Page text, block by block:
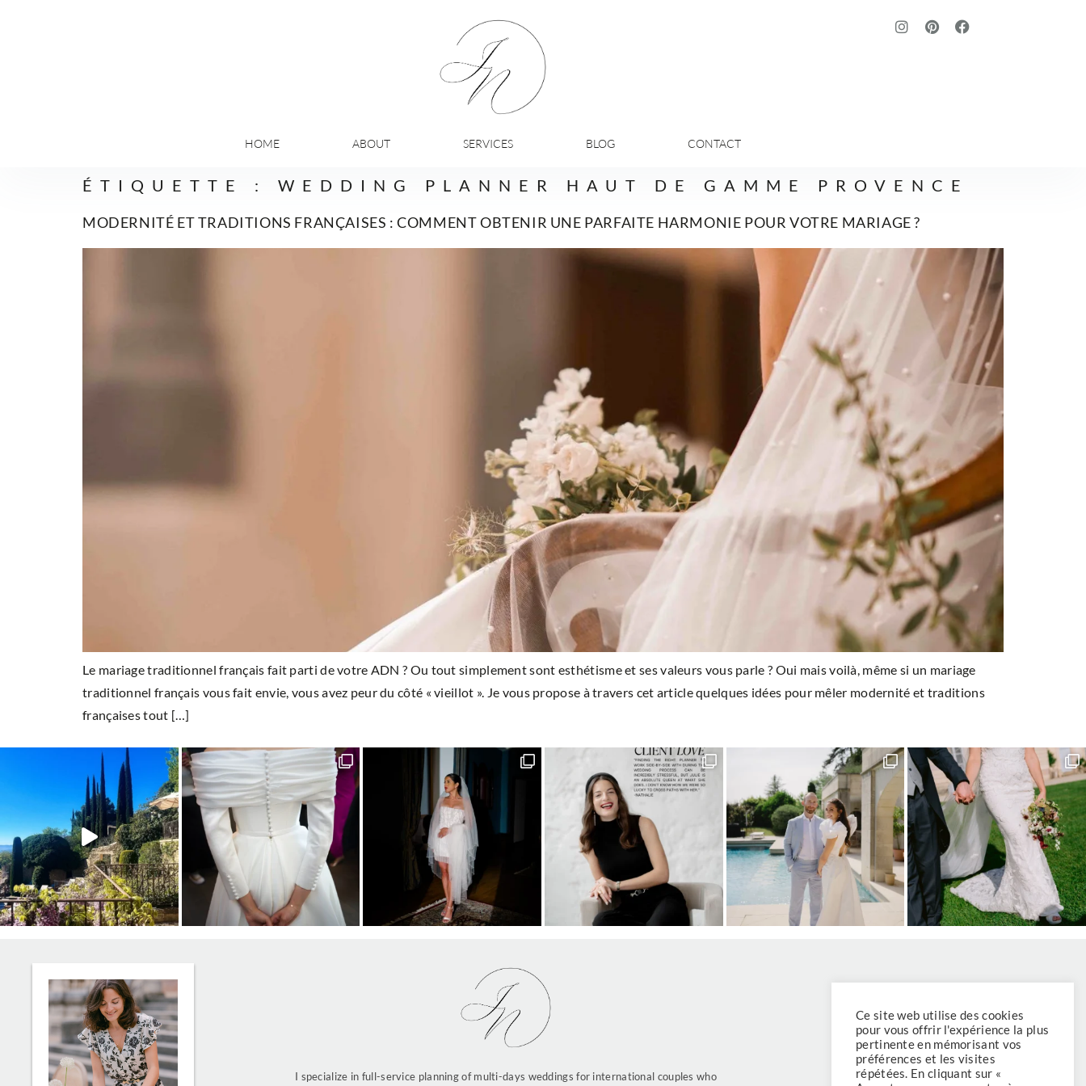
HOME ABOUT SERVICES BLOG CONTACT
ÉTIQUETTE : WEDDING PLANNER HAUT DE GAMME PROVENCE
MODERNITÉ ET TRADITIONS FRANÇAISES : COMMENT OBTENIR UNE PARFAITE HARMONIE POUR VOTRE MARIAGE ?
Le mariage traditionnel français fait parti de votre ADN ? Ou tout simplement sont esthétisme et ses valeurs vous parle ? Oui mais voilà, même si un mariage
traditionnel français vous fait envie, vous avez peur du côté « vieillot ». Je vous propose à travers cet article quelques idées pour mêler modernité et traditions
françaises tout […]
I specialize in full-service planning of multi-days weddings for international couples who
ABOUT
SERVICES
Ce site web utilise des cookies
pour vous offrir l'expérience la plus
pertinente en mémorisant vos
préférences et les visites
répétées. En cliquant sur «